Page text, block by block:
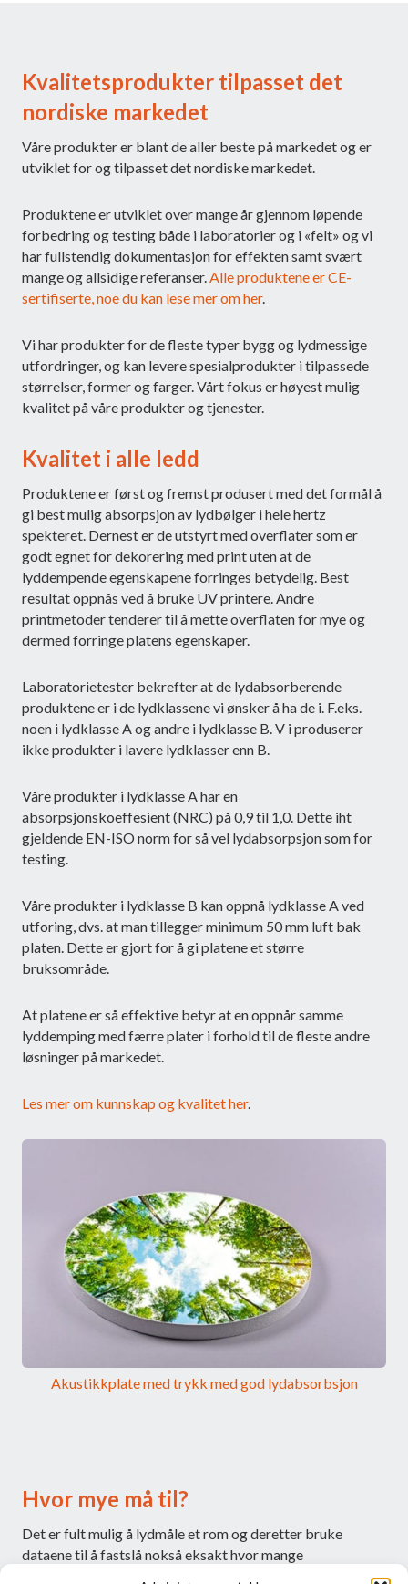
Kvalitetsprodukter tilpasset det
nordiske markedet
Våre produkter er blant de aller beste på markedet og er
utviklet for og tilpasset det nordiske markedet.
Produktene er utviklet over mange år gjennom løpende
forbedring og testing både i laboratorier og i «felt» og vi
har fullstendig dokumentasjon for effekten samt svært
mange og allsidige referanser.Alle produktene er CE-
sertifiserte, noe du kan lese mer om her.
Vi har produkter for de fleste typer bygg og lydmessige
utfordringer, og kan levere spesialprodukter i tilpassede
størrelser, former og farger. Vårt fokus er høyest mulig
kvalitet på våre produkter og tjenester.
Kvalitet i alle ledd
Produktene er først og fremst produsert med det formål å
gi best mulig absorpsjon av lydbølger i hele hertz
spekteret. Dernest er de utstyrt med overflater som er
godt egnet for dekorering med print uten at de
lyddempende egenskapene forringes betydelig. Best
resultat oppnås ved å bruke UV printere. Andre
printmetoder tenderer til å mette overflaten for mye og
dermed forringe platens egenskaper.
Laboratorietester bekrefter at de lydabsorberende
produktene er i de lydklassene vi ønsker å ha de i. F.eks.
noen i lydklasse A og andre i lydklasse B. V i produserer
ikke produkter i lavere lydklasser enn B.
Våre produkter i lydklasse A har en
absorpsjonskoeffesient (NRC) på 0,9 til 1,0. Dette iht
gjeldende EN-ISO norm for så vel lydabsorpsjon som for
testing.
Våre produkter i lydklasse B kan oppnå lydklasse A ved
utforing, dvs. at man tillegger minimum 50 mm luft bak
platen. Dette er gjort for å gi platene et større
bruksområde.
At platene er så effektive betyr at en oppnår samme
lyddemping med færre plater i forhold til de fleste andre
løsninger på markedet.
Les mer om kunnskap og kvalitet her.
Akustikkplate med trykk med god lydabsorbsjon
Hvor mye må til?
Det er fult mulig å lydmåle et rom og deretter bruke
dataene til å fastslå nokså eksakt hvor mange